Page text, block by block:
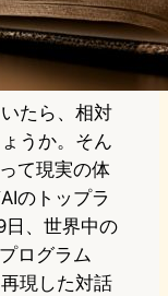
たら、相対
うか。そん
て現実の体
のトップラ
日、世界中の
ログラム
現した対話